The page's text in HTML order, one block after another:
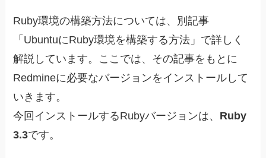
Ruby環境の構築方法については、別記事
「UbuntuにRuby環境を構築する方法」で詳しく
解説しています。ここでは、その記事をもとに
Redmineに必要なバージョンをインストールして
いきます。
今回インストールするRubyバージョンは、 Ruby
3.3です。